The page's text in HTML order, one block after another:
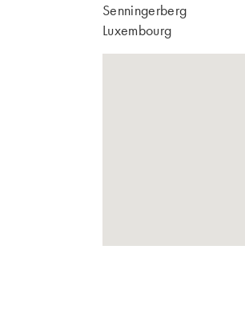
Senningerberg
Luxembourg